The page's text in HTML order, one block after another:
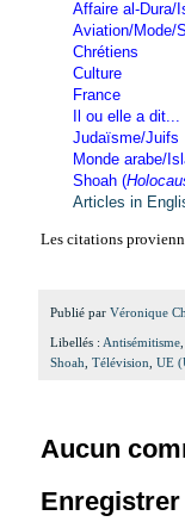
Affaire al-Dura/
Aviation/Mode/
Chrétiens
Culture
France
Il ou elle a dit...
Judaïsme/Juifs
Monde arabe/
Shoah (
Articles in
Les citations
Publié par Véronique
Libellés : Antisémitisme
Shoah Télévision UE
Aucun